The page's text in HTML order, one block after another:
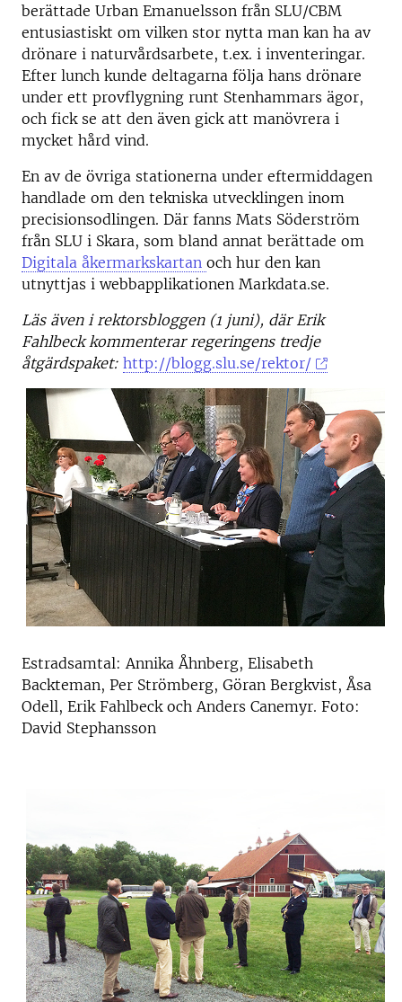
berättade Urban Emanuelsson från SLU/CBM
entusiastiskt om vilken stor nytta man kan ha av
drönare i naturvårdsarbete, t.ex. i inventeringar.
Efter lunch kunde deltagarna följa hans drönare
under ett provflygning runt Stenhammars ägor,
och fick se att den även gick att manövrera i
mycket hård vind.
En av de övriga stationerna under eftermiddagen
handlade om den tekniska utvecklingen inom
precisionsodlingen. Där fanns Mats Söderström
från SLU i Skara, som bland annat berättade om
Digitala åkermarkskartan och hur den kan
utnyttjas i webbapplikationen Markdata.se.
Läs även i rektorsbloggen (1 juni), där Erik
Fahlbeck kommenterar regeringens tredje
åtgärdspaket: http://blogg.slu.se/rektor/
Estradsamtal: Annika Åhnberg, Elisabeth
Backteman, Per Strömberg, Göran Bergkvist, Åsa
Odell, Erik Fahlbeck och Anders Canemyr. Foto:
David Stephansson